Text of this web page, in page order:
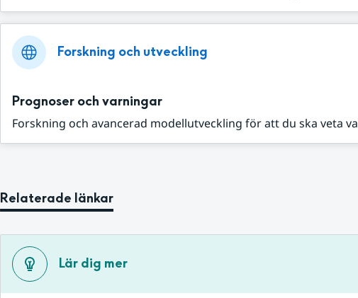
Forskning och utveckling
Prognoser och varningar
Forskning och avancerad modellutveckling för att du ska veta
Relaterade länkar
Lär dig mer